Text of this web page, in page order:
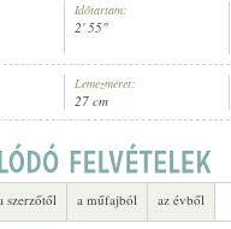
, ODEON ORCHESTER
Időtartam:
2' 55"
Lemezméret:
27 cm
szerzőtől a műfajból az évből